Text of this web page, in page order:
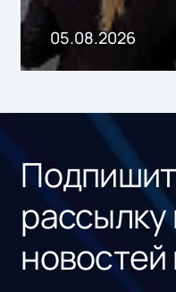
05.08.2026